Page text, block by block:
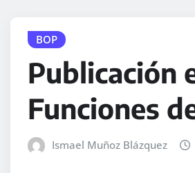
BOP
Publicación
Funciones
Ismael Muñoz Blázquez